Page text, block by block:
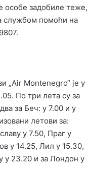
особе задобиле теже,
службом помоћи на
„Аir Montenegro“ је у
По три лета су за
за Беч: у 7.00 и у
летови за:
у 7.50, Праг у
у 14.25, Лил у 15.30,
у 23.20 и за Лондон у